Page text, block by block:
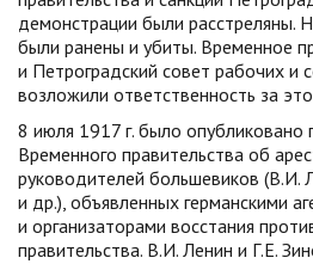
демонстрации были расстреляны.
были ранены и убиты. Временное
и Петроградский совет рабочих и
возложили ответственность за
8 июля 1917 г. было опубликовано
Временного правительства об
руководителей большевиков (В.И.
и др.), объявленных германскими
и организаторами восстания
правительства. В.И. Ленин и Г.Е.